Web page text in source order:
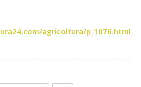
agricoltura/p_1076.html